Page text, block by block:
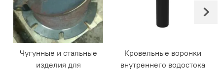
Чугунные и стальные
изделия для
Кровельные воронки
внутреннего водостока